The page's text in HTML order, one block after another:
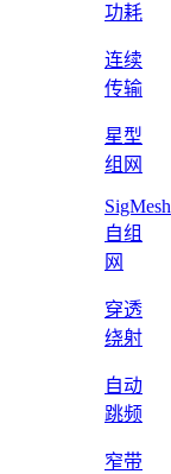
功耗
连续
传输
星型
组网
SigMesh
自组
网
穿透
绕射
自动
跳频
窄带